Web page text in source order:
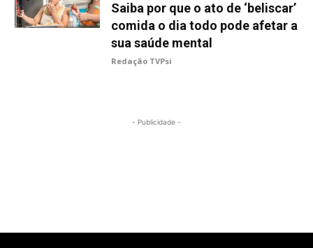
Saiba por que o ato de ‘beliscar’
comida o dia todo pode afetar a
sua saúde mental
Redação TVPsi
- Publicidade -